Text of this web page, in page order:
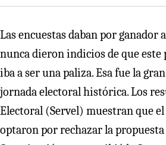
Las encuestas daban por ganador
nunca dieron indicios de que este
iba a ser una paliza. Esa fue la
jornada electoral histórica. Los
Electoral (Servel) muestran que
optaron por rechazar la propuesta